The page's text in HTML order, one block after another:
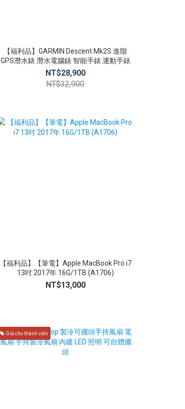
【福利品】GARMIN Descent Mk2S 進階
GPS潛水錶 潛水電腦錶 智能手錶 運動手錶
NT$28,900
NT$32,900
【福利品】【筆電】Apple MacBook Pro i7
13吋 2017年 16G/1TB (A1706)
NT$13,000
Giá cho thành viên